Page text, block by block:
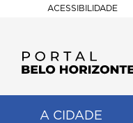
ACESSIBILIDADE
BELO
A CIDADE